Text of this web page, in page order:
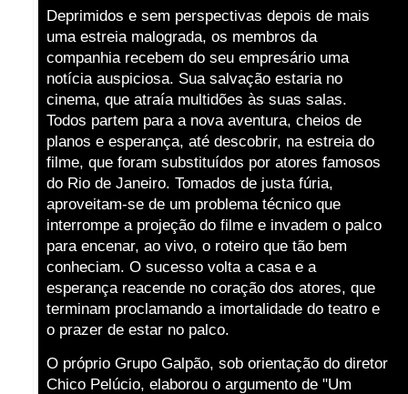
Deprimidos e sem perspectivas depois de mais
uma estreia malograda, os membros da
companhia recebem do seu empresário uma
notícia auspiciosa. Sua salvação estaria no
cinema, que atraía multidões às suas salas.
Todos partem para a nova aventura, cheios de
planos e esperança, até descobrir, na estreia do
filme, que foram substituídos por atores famosos
do Rio de Janeiro. Tomados de justa fúria,
aproveitam-se de um problema técnico que
interrompe a projeção do filme e invadem o palco
para encenar, ao vivo, o roteiro que tão bem
conheciam. O sucesso volta a casa e a
esperança reacende no coração dos atores, que
terminam proclamando a imortalidade do teatro e
o prazer de estar no palco.
O próprio Grupo Galpão, sob orientação do diretor
Chico Pelúcio, elaborou o argumento de "Um